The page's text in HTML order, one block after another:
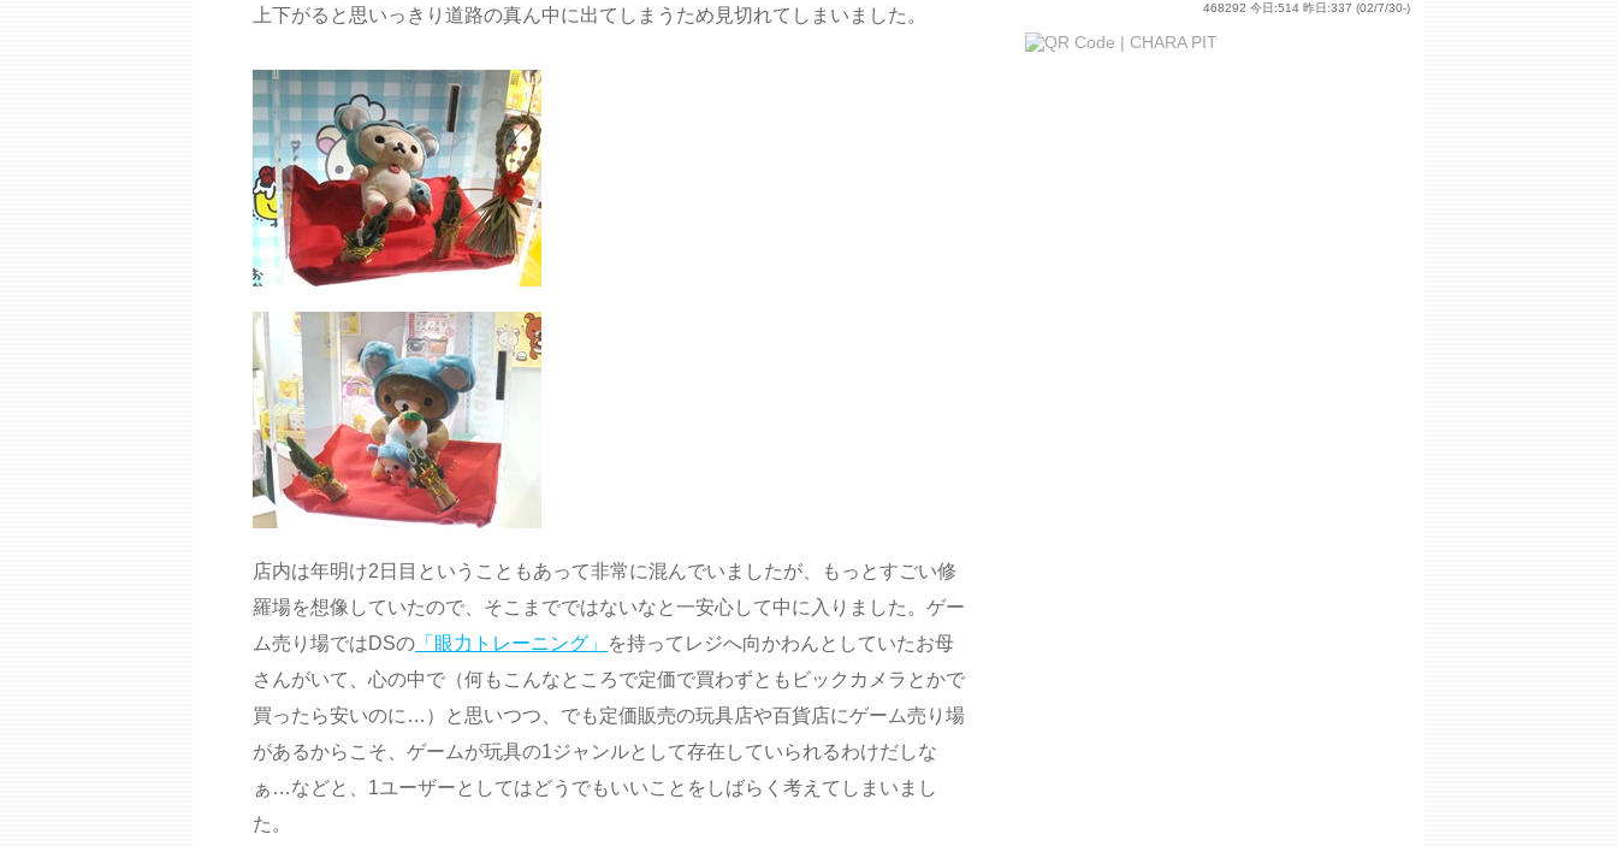
上下がると思いっきり道路の真ん中に出てしまうため見切れてしまいました。
店内は年明け2日目ということもあって非常に混んでいましたが、もっとすごい修
羅場を想像していたので、そこまでではないなと一安心して中に入りました。ゲー
ム売り場ではDSの 「眼力トレーニング」
を持ってレジへ向かわんとしていたお母
さんがいて、心の中で（何もこんなところで定価で買わずともビックカメラとかで
買ったら安いのに…）と思いつつ、でも定価販売の玩具店や百貨店にゲーム売り場
があるからこそ、ゲームが玩具の1ジャンルとして存在していられるわけだしな
ぁ…などと、1ユーザーとしてはどうでもいいことをしばらく考えてしまいまし
た。
468292 今日:514 昨日:337 (02/7/30-)